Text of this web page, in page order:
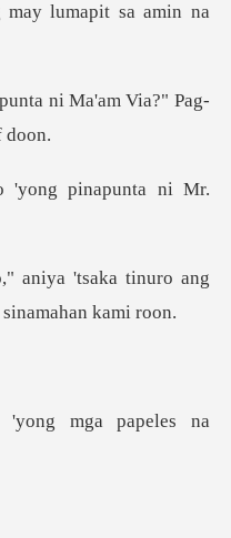
unta ni Ma'am Via?" Pag-
'yong pinapunta ni
ya 'tsaka tinuro ang
'yong mga papeles na